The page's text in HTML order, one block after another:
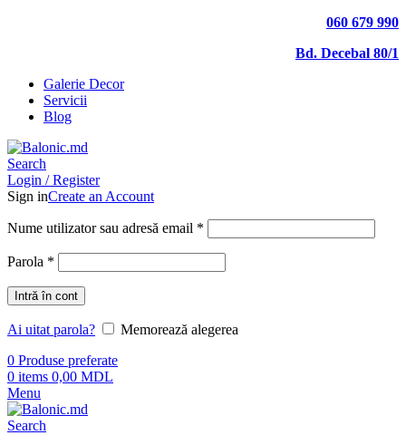
060 679 990
Bd. Decebal 80/1
Galerie Decor
Servicii
Blog
Search
Login / Register
Sign inCreate an Account
Nume utilizator sau adresă email *
Parola *
Intră în cont
Ai uitat parola?
Memorează alegerea
0 Produse preferate
0 items 0,00 MDL
Menu
Search